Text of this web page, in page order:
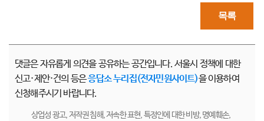
목록
댓글은 자유롭게 의견을 공유하는 공간입니다. 서울시 정책에 대한
신고·제안·건의 등은응답소 누리집(전자민원사이트)을 이용하여
신청해주시기 바랍니다.
상업성 광고, 저작권 침해, 저속한 표현, 특정인에 대한 비방, 명예훼손,